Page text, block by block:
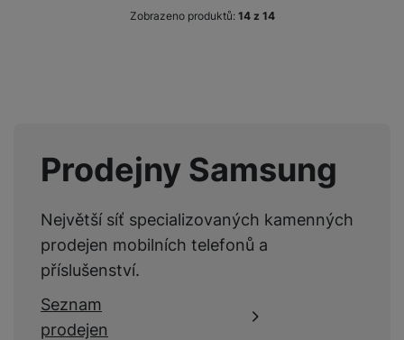
Zobrazeno produktů: z 14
Prodejny Samsung
Největší síť specializovaných kamenných
prodejen mobilních telefonů a
příslušenství.
Seznam
prodejen